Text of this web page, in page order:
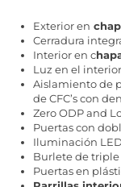
Exterior en
Cerradura
Interior en c
Luz en el
Aislamiento de
de CFC’s con
Zero ODP and
Puertas con
Iluminación LED
Burlete de
Puertas en